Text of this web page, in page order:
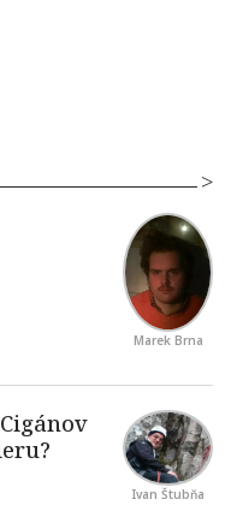
Marek Brna
Ivan Štubňa